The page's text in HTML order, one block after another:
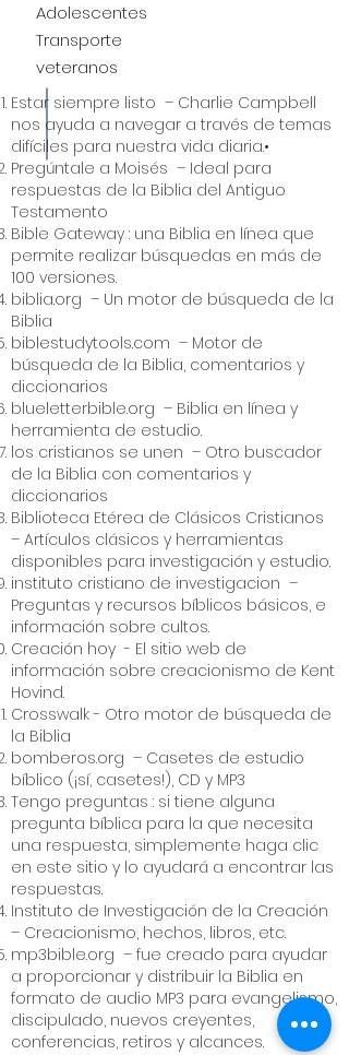
Adolescentes
Transporte
veteranos
Estar siempre listo – Charlie Campbell
nos ayuda a navegar a través de temas
difíciles para nuestra vida diaria.•
Pregúntale a Moisés – Ideal para
respuestas de la Biblia del Antiguo
Testamento
Bible Gateway : una Biblia en línea que
permite realizar búsquedas en más de
100 versiones.
biblia.org – Un motor de búsqueda de la
Biblia
biblestudytools.com – Motor de
búsqueda de la Biblia, comentarios y
diccionarios
blueletterbible.org – Biblia en línea y
herramienta de estudio.
los cristianos se unen – Otro buscador
de la Biblia con comentarios y
diccionarios
Biblioteca Etérea de Clásicos Cristianos
– Artículos clásicos y herramientas
disponibles para investigación y estudio.
instituto cristiano de investigacion –
Preguntas y recursos bíblicos básicos, e
información sobre cultos.
Creación hoy - El sitio web de
información sobre creacionismo de Kent
Hovind.
Crosswalk- Otro motor de búsqueda de
la Biblia
bomberos.org – Casetes de estudio
bíblico (¡sí, casetes!), CD y MP3
Tengo preguntas : si tiene alguna
pregunta bíblica para la que necesita
una respuesta, simplemente haga clic
en este sitio y lo ayudará a encontrar las
respuestas.
Instituto de Investigación de la Creación
– Creacionismo, hechos, libros, etc.
mp3bible.org – fue creado para ayudar
a proporcionar y distribuir la Biblia en
formato de audio MP3 para evangelismo,
discipulado, nuevos creyentes,
conferencias, retiros y alcances.